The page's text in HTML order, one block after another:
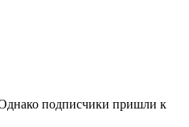
Однако подписчики пришли к